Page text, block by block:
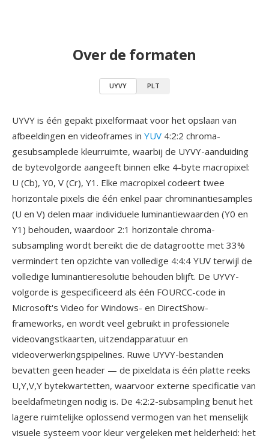
Over de formaten
UYVY PLT
UYVY is één gepakt pixelformaat voor het opslaan van
afbeeldingen en videoframes in YUV 4:2:2 chroma-
gesubsamplede kleurruimte, waarbij de UYVY-aanduiding
de bytevolgorde aangeeft binnen elke 4-byte macropixel:
U (Cb), Y0, V (Cr), Y1. Elke macropixel codeert twee
horizontale pixels die één enkel paar chrominantiesamples
(U en V) delen maar individuele luminantiewaarden (Y0 en
Y1) behouden, waardoor 2:1 horizontale chroma-
subsampling wordt bereikt die de datagrootte met 33%
vermindert ten opzichte van volledige 4:4:4 YUV terwijl de
volledige luminantieresolutie behouden blijft. De UYVY-
volgorde is gespecificeerd als één FOURCC-code in
Microsoft's Video for Windows- en DirectShow-
frameworks, en wordt veel gebruikt in professionele
videovangstkaarten, uitzendapparatuur en
videoverwerkingspipelines. Ruwe UYVY-bestanden
bevatten geen header — de pixeldata is één platte reeks
U,Y,V,Y bytekwartetten, waarvoor externe specificatie van
beeldafmetingen nodig is. De 4:2:2-subsampling benut het
lagere ruimtelijke oplossend vermogen van het menselijk
visuele systeem voor kleur vergeleken met helderheid: het